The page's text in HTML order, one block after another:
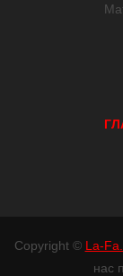
Copyright © La-
нас